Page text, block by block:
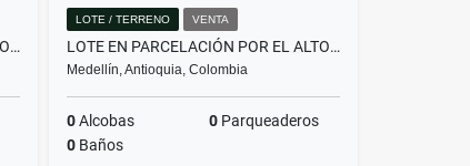
LOTE EN PARCELACIÓN POR EL ALTO DE PALMAS CON LICENCIA
LOTE / TERRENO VENTA
LOTE EN PARCELACIÓN POR EL ALTO DE PALMAS CON LICENCIA
Medellín, Antioquia, Colombia
0Alcobas 0 Parqueaderos
0 Baños